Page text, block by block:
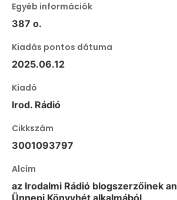
Egyéb információk
387 o.
Kiadás pontos dátuma
2025.06.12
Kiadó
Irod. Rádió
Cikkszám
3001093797
Alcím
az Irodalmi Rádió blogszerzőinek